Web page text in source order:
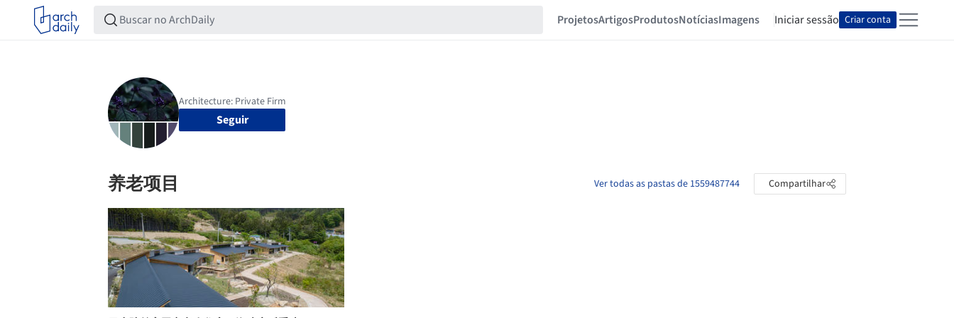
ProjetosArtigosProdutosNotíciasImagens Iniciar sessão Criar conta
Seguir
养老项目 Ver todas as pastas de 1559487744 Compartilhar